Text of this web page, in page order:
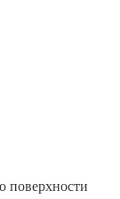
поверхности